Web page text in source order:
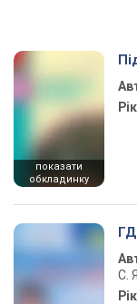
показати
обкладинку
С.